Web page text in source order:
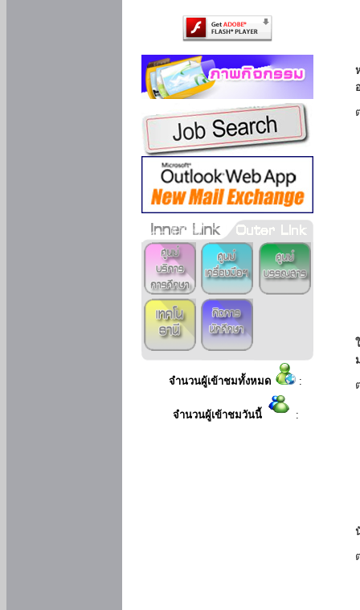
จำนวนผู้เข้าชมทั้งหมด :
จำนวนผู้เข้าชมวันนี้ :